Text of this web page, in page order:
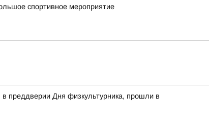
спортивное мероприятие
преддверии Дня физкультурника, прошли в